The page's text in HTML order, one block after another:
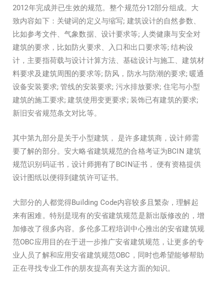
2012年完成并已生效的规范。整个规范分12部分组成。大
致内容如下：关键词的定义与缩写; 建筑设计的自然参数、
比如参考文件、气象数据、设计要求等; 人类健康与安全对
建筑的要求，比如防火要求、入口和出口要求等; 结构设
计，主要指荷载与设计计算方法、基础设计与施工、建筑材
料要求及建筑周围的要求等; 防风，防水与防潮的要求; 暖通
设备安装要求; 管线的安装要求; 污水排放要求; 住宅与小型
建筑的施工要求; 建筑使用变更要求; 装饰已有建筑的要求;
新旧安省规范条文对比等。
其中第九部分是关于小型建筑， 是许多建筑商，设计师需
要了解的部分。安大略省建筑规范的合格考证为BCIN 建筑
规范识别码证书，设计师拥有了BCIN证书， 便有资格提供
设计图纸以便得到建筑许可证书。
大部分的人都觉得Building Code内容较多且繁杂，理解起
来有困难。特别是现有的安省建筑规范是新出版修改的，增
加修改了很多内容。多伦多工程培训中心推出的安省建筑规
范OBC应用目的在于进一步推广安省建筑规范，让更多的专
业人员了解和应用安省建筑规范OBC，同时也希望能够帮助
正在寻找专业工作的朋友提高有关这方面的知识。